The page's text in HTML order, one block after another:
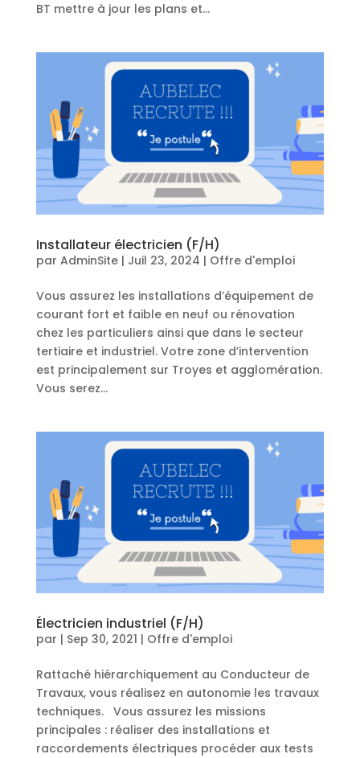
BT mettre à jour les plans et...
Installateur électricien (F/H)
par AdminSite| Juil 23, 2024 | Offre d'emploi
Vous assurez les installations d’équipement de
courant fort et faible en neuf ou rénovation
chez les particuliers ainsi que dans le secteur
tertiaire et industriel. Votre zone d’intervention
est principalement sur Troyes et agglomération.
Vous serez...
Électricien industriel (F/H)
par | Sep 30, 2021 | Offre d'emploi
Rattaché hiérarchiquement au Conducteur de
Travaux, vous réalisez en autonomie les travaux
techniques. Vous assurez les missions
principales : réaliser des installations et
raccordements électriques procéder aux tests